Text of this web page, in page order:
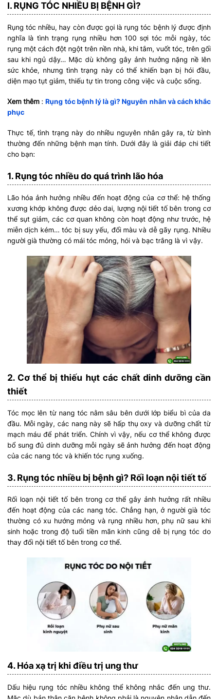
I. RỤNG TÓC NHIỀU BỊ BỆNH GÌ?
Rụng tóc nhiều, hay còn được gọi là rụng tóc bệnh lý được định
nghĩa là tình trạng rụng nhiều hơn 100 sợi tóc mỗi ngày, tóc
rụng một cách đột ngột trên nền nhà, khi tắm, vuốt tóc, trên gối
sau khi ngủ dậy… Mặc dù không gây ảnh hưởng nặng nề lên
sức khỏe, nhưng tình trạng này có thể khiến bạn bị hói đầu,
diện mạo tụt giảm, thiếu tự tin trong công việc và cuộc sống.
Xem thêm :Rụng tóc bệnh lý là gì? Nguyên nhân và cách khắc
phục
Thực tế, tình trạng này do nhiều nguyên nhân gây ra, từ bình
thường đến những bệnh mạn tính. Dưới đây là giải đáp chi tiết
cho bạn:
1. Rụng tóc nhiều do quá trình lão hóa
Lão hóa ảnh hưởng nhiều đến hoạt động của cơ thể: hệ thống
xương khớp không được dẻo dai, lượng nội tiết tố bên trong cơ
thể sụt giảm, các cơ quan không còn hoạt động như trước, hệ
miễn dịch kém… tóc bị suy yếu, đổi màu và dễ gãy rụng. Nhiều
người già thường có mái tóc mỏng, hói và bạc trắng là vì vậy.
2. Cơ thể bị thiếu hụt các chất dinh dưỡng cần
thiết
Tóc mọc lên từ nang tóc nằm sâu bên dưới lớp biểu bì của da
đầu. Mỗi ngày, các nang này sẽ hấp thụ oxy và dưỡng chất từ
mạch máu để phát triển. Chính vì vậy, nếu cơ thể không được
bổ sung đủ dinh dưỡng mỗi ngày sẽ ảnh hưởng đến hoạt động
của các nang tóc và khiến tóc rụng xuống.
3. Rụng tóc nhiều bị bệnh gì? Rối loạn nội tiết tố
Rối loạn nội tiết tố bên trong cơ thể gây ảnh hưởng rất nhiều
đến hoạt động của các nang tóc. Chẳng hạn, ở người già tóc
thường có xu hướng mỏng và rụng nhiều hơn, phụ nữ sau khi
sinh hoặc trong độ tuổi tiền mãn kinh cũng dễ bị rụng tóc do
thay đổi nội tiết tố bên trong cơ thể.
4. Hóa xạ trị khi điều trị ung thư
Dấu hiệu rụng tóc nhiều không thể không nhắc đến ung thư.